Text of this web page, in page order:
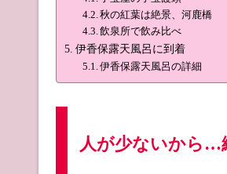
秋の紅葉は絶景、河鹿橋
飲泉所で飲み比べ
伊香保露天風呂に到着
伊香保露天風呂の詳細
人が少ないから…